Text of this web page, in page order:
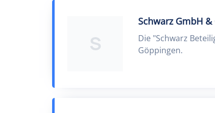
S
Schwarz GmbH
Die "Schwarz
Göppingen.